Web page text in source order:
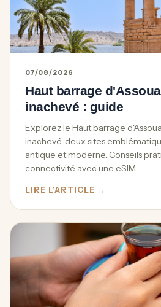
07/08/2026
Haut barrage
inachevé : guide
Explorez le Haut barrage
inachevé, deux sites
antique et moderne. Conseils
connectivité avec une eSIM.
LIRE L'ARTICLE →